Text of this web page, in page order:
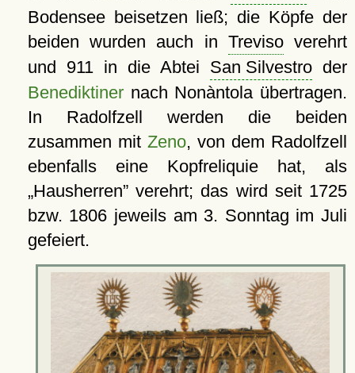
Bodensee beisetzen ließ; die Köpfe der
beiden wurden auch in Trevisoverehrt
und 911 in die Abtei San Silvestroder
Benediktinernach Nonàntola übertragen.
In Radolfzell werden die beiden
zusammen mit Zeno, von dem Radolfzell
ebenfalls eine Kopfreliquie hat, als
Hausherren verehrt; das wird seit 1725
bzw. 1806 jeweils am 3. Sonntag im Juli
gefeiert.